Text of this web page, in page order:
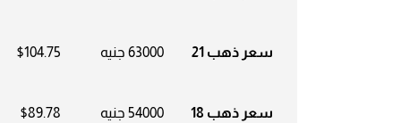
سعر ذهب 21 63000 جنيه $104.75
سعر ذهب 18 54000 جنيه $89.78